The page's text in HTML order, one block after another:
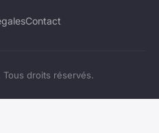
Contact
droits réservés.